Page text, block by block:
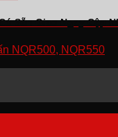
Sẵn Giao Ngay Cập
NQR500, NQR550